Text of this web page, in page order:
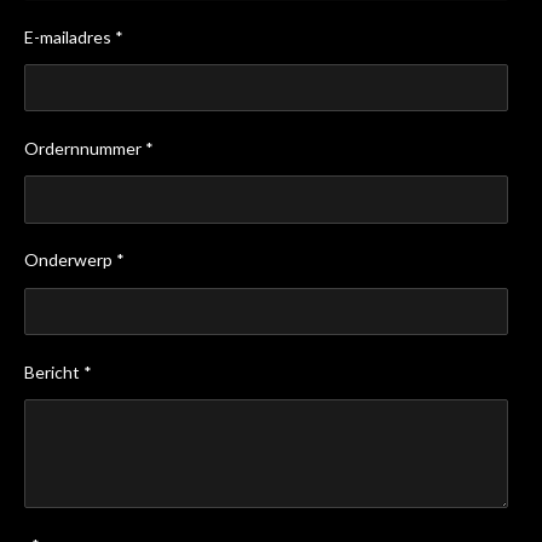
E-mailadres *
Ordernnummer *
Onderwerp *
Bericht *